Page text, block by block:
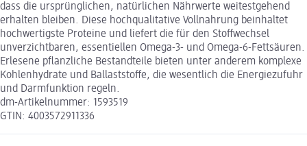
dass die ursprünglichen, natürlichen Nährwerte weitestgehend
erhalten bleiben. Diese hochqualitative Vollnahrung beinhaltet
hochwertigste Proteine und liefert die für den Stoffwechsel
unverzichtbaren, essentiellen Omega-3- und Omega-6-Fettsäuren.
Erlesene pflanzliche Bestandteile bieten unter anderem komplexe
Kohlenhydrate und Ballaststoffe, die wesentlich die Energiezufuhr
und Darmfunktion regeln.
dm-Artikelnummer: 1593519
GTIN: 4003572911336